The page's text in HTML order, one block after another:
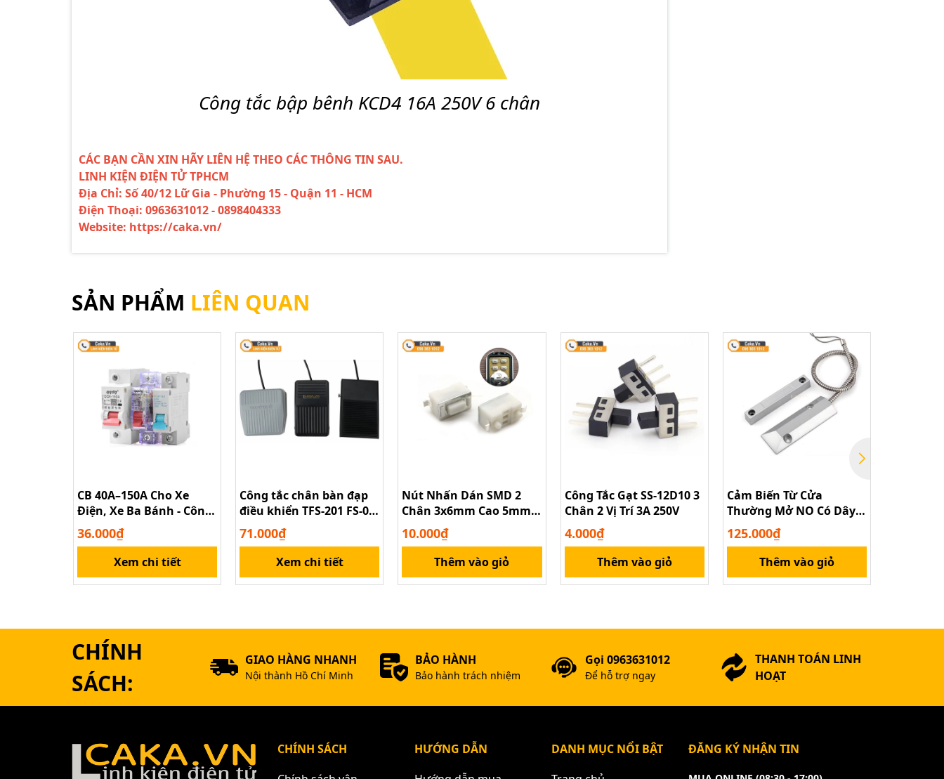
Công tắc bập bênh KCD4 16A 250V 6 chân
CÁC BẠN CẦN XIN HÃY LIÊN HỆ THEO CÁC THÔNG TIN SAU.
LINH KIỆN ĐIỆN TỬ TPHCM
Địa Chỉ: Số 40/12 Lữ Gia - Phường 15 - Quận 11 - HCM
Điện Thoại: 0963631012 - 0898404333
Website: https://caka.vn/
SẢN PHẨM LIÊN QUAN
CB 40A–150A Cho Xe
Điện, Xe Ba Bánh - Công
Tắc Bảo Vệ Mạch
36.000₫
Xem chi tiết
Công tắc chân bàn đạp
điều khiển TFS-201 FS-01
TFS-1 có dây
71.000₫
Xem chi tiết
Nút Nhấn Dán SMD 2
Chân 3x6mm Cao 5mm
Dùng Cho Tay Bấm
Remote
10.000₫
Thêm vào giỏ
Công Tắc Gạt SS-12D10 3
Chân 2 Vị Trí 3A 250V
4.000₫
Thêm vào giỏ
Cảm Biến Từ Cửa
Thường Mở NO Có Dây
Cho Cửa Cuốn, Nhà Kho
125.000₫
Thêm vào giỏ
CHÍNH
SÁCH:
GIAO HÀNG NHANH
Nội thành Hồ Chí Minh
BẢO HÀNH
Bảo hành trách nhiệm
Gọi 0963631012
Để hỗ trợ ngay
THANH TOÁN LINH
HOẠT
CHÍNH SÁCH
HƯỚNG DẪN
DANH MỤC NỔI BẬT
ĐĂNG KÝ NHẬN TIN